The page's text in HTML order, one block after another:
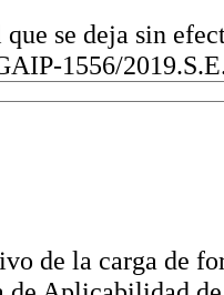
que se deja sin
1556/
de la carga de